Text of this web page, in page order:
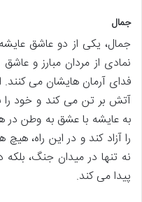
جمال
جمال، یکی از دو عاشق
نمادی از مردان مبارز و
فدای آرمان هایشان می کنند.
آتش بر تن می کند و خود
به عایشه با عشق به وطن در
را آزاد کند و در این راه، هیچ
نه تنها در میدان جنگ،
پیدا می کند.